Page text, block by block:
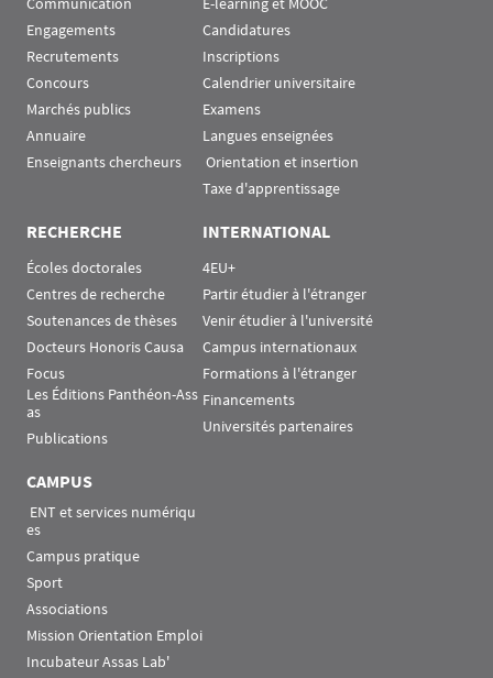
Engagements
Recrutements
Concours
Marchés publics
Annuaire
Enseignants chercheurs
Candidatures
Inscriptions
Calendrier universitaire
Examens
Langues enseignées
Orientation et insertion
Taxe d'apprentissage
RECHERCHE
Écoles doctorales
Centres de recherche
Soutenances de thèses
Docteurs Honoris Causa
Focus
Les Éditions Panthéon-Ass
as
Publications
INTERNATIONAL
4EU+
Partir étudier à l'étranger
Venir étudier à l'université
Campus internationaux
Formations à l'étranger
Financements
Universités partenaires
CAMPUS
es
Campus pratique
Sport
Associations
Mission Orientation Emploi
Incubateur Assas Lab'